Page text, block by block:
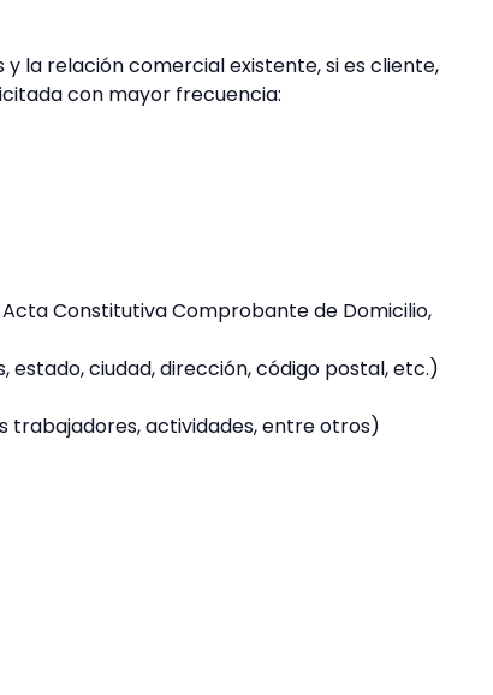
la relación comercial existente, si es cliente,
con mayor frecuencia:
Constitutiva Comprobante de Domicilio,
ciudad, dirección, código postal, etc.)
trabajadores, actividades, entre otros)